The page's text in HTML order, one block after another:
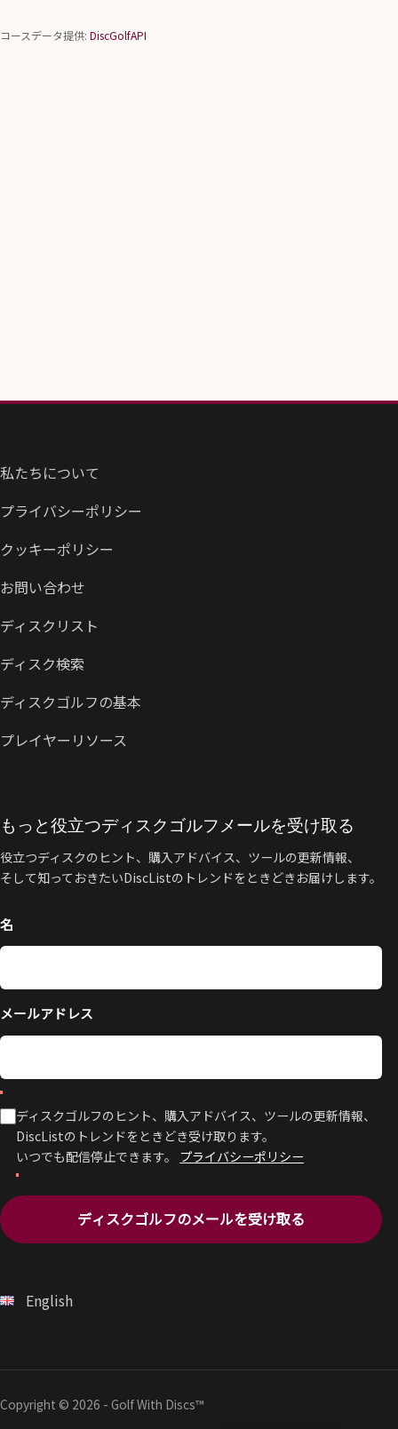
コースデータ提供: DiscGolfAPI
私たちについて
プライバシーポリシー
クッキーポリシー
お問い合わせ
ディスクリスト
ディスク検索
ディスクゴルフの基本
プレイヤーリソース
もっと役立つディスクゴルフメールを受け取る
役立つディスクのヒント、購入アドバイス、ツールの更新情報、
そして知っておきたいDiscListのトレンドをときどきお届けします。
名
メールアドレス
ディスクゴルフのヒント、購入アドバイス、ツールの更新情報、
DiscListのトレンドをときどき受け取ります。
いつでも配信停止できます。 プライバシーポリシー
ディスクゴルフのメールを受け取る
English
Copyright © 2026 - Golf With Discs™